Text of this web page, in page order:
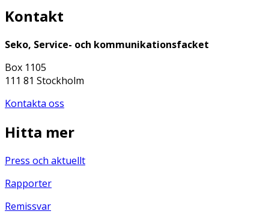
Kontakt
Seko, Service- och kommunikationsfacket
Box 1105
111 81 Stockholm
Kontakta oss
Hitta mer
Press och aktuellt
Rapporter
Remissvar